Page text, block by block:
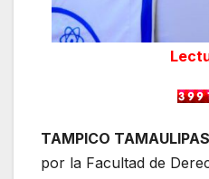
TAMPICO
por la Facultad de